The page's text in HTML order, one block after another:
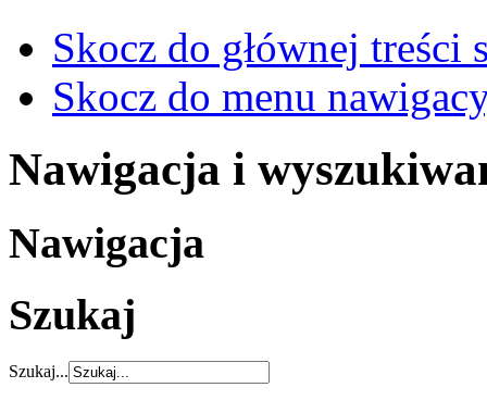
Skocz do głównej treści
Skocz do menu
Nawigacja i
Nawigacja
Szukaj
Szukaj...